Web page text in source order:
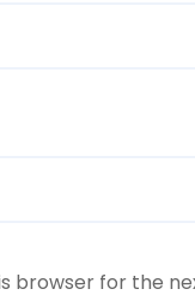
browser for the